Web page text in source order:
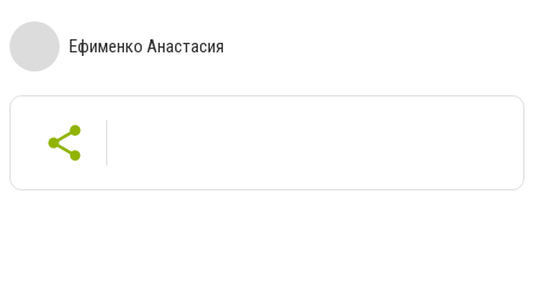
Ефименко Анастасия